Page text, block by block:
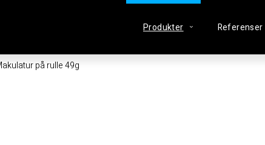
Produkter Referenser
på rulle 49g